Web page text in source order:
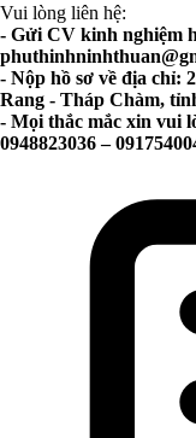
Vui lòng liên hệ:
- Gửi CV kinh nghiệm
- Nộp hồ sơ về địa chỉ:
Rang - Tháp Chàm,
- Mọi thắc mắc xin vui
0948823036 –